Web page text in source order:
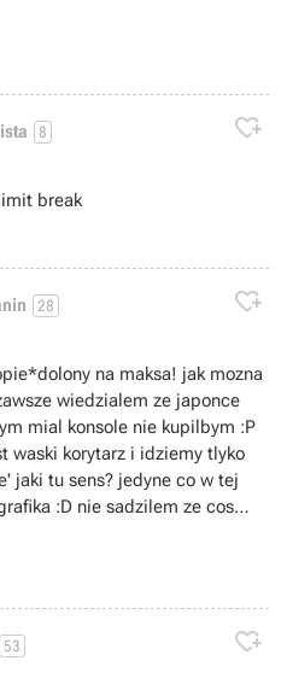
8 
break
28 
na maksa! jak mozna
wiedzialem ze japonce
mial konsole nie kupilbym :P
waski korytarz i idziemy tlyko
jaki tu sens? jedyne co w tej
:D nie sadzilem ze cos
53 